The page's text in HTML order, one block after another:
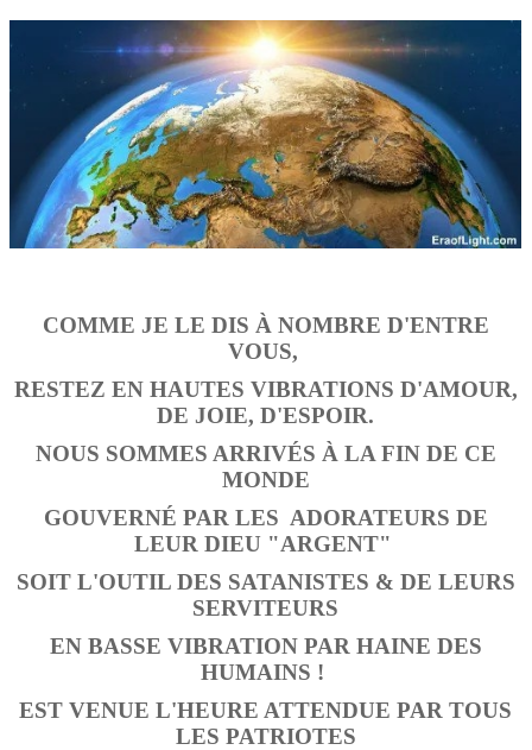
COMME JE LE DIS À NOMBRE D'ENTRE
VOUS,
RESTEZ EN HAUTES VIBRATIONS D'AMOUR,
DE JOIE, D'ESPOIR.
NOUS SOMMES ARRIVÉS À LA FIN DE CE
MONDE
GOUVERNÉ PAR LES ADORATEURS DE
LEUR DIEU "ARGENT"
SOIT L'OUTIL DES SATANISTES & DE LEURS
SERVITEURS
EN BASSE VIBRATION PAR HAINE DES
HUMAINS !
EST VENUE L'HEURE ATTENDUE PAR TOUS
LES PATRIOTES